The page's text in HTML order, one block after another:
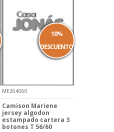
ME264060
Camison Mariene
jersey algodon
estampado cartera 3
botones T 56/60
10%
DESCUENTO